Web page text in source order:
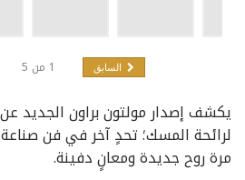
السابق 1 من 5
يكشف إصدار مولتون براون الجديد
لرائحة المسك؛ تحدٍ آخر في فن
مرة روح جديدة ومعانٍ دفينة.